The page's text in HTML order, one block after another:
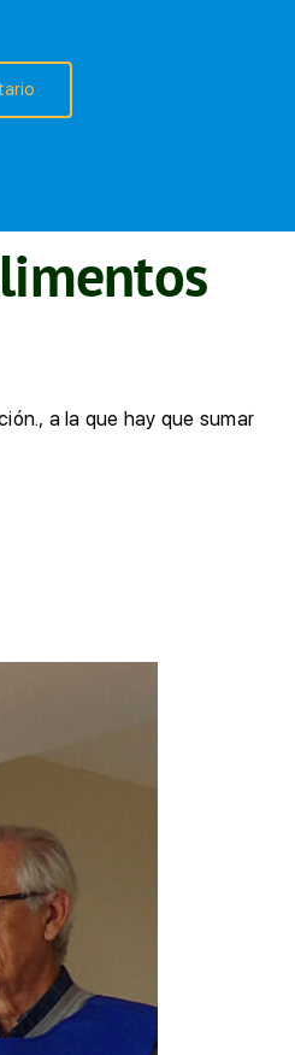
a la que hay que sumar